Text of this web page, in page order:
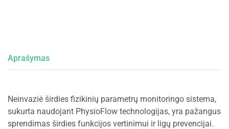
Aprašymas
Neinvaziė širdies fizikinių parametrų monitoringo sistema,
sukurta naudojant PhysioFlow technologijas, yra pažangus
sprendimas širdies funkcijos vertinimui ir ligų prevencijai.